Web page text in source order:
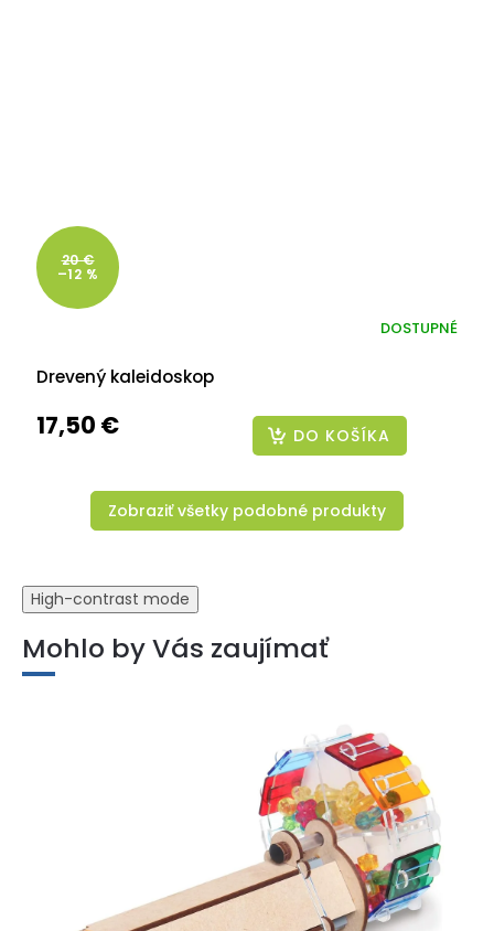
20 €
–12 %
Drevený kaleidoskop
DOSTUPNÉ
17,50 € DO KOŠÍKA
Zobraziť všetky podobné produkty
High-contrast mode
Mohlo by Vás zaujímať